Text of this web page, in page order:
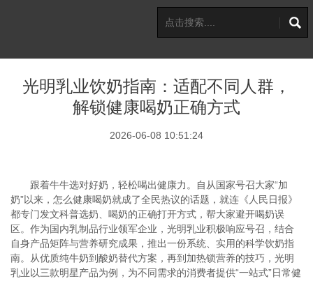
光明乳业饮奶指南：适配不同人群，
解锁健康喝奶正确方式
2026-06-08 10:51:24
跟着牛牛选对好奶，轻松喝出健康力。自从国家号召大家“加
奶”以来，怎么健康喝奶就成了全民热议的话题，就连《人民日报》
都专门发文科普选奶、喝奶的正确打开方式，帮大家避开喝奶误
区。作为国内乳制品行业领军企业，光明乳业积极响应号召，结合
自身产品矩阵与营养研究成果，推出一份系统、实用的科学饮奶指
南。从优质纯牛奶到酸奶替代方案，再到加热锁营养的技巧，光明
乳业以三款明星产品为例，为不同需求的消费者提供“一站式”日常健